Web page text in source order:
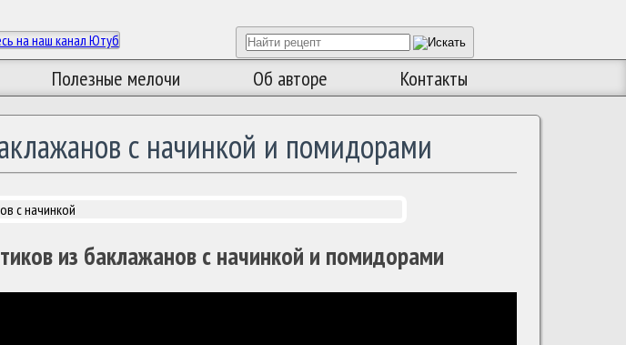
Полезные мелочи Об авторе Контакты
с начинкой и помидорами
из баклажанов с начинкой и помидорами